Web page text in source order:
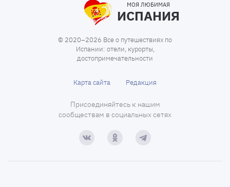
МОЯ ЛЮБИМАЯ
ИСПАНИЯ
© 2020–2026 Все о путешествиях по
Испании: отели, курорты,
достопримечательности
Карта сайта Редакция
Присоединяйтесь к нашим
сообществам в социальных сетях